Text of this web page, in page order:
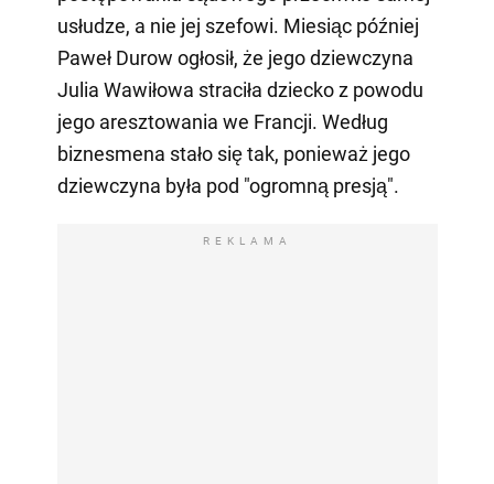
usłudze, a nie jej szefowi. Miesiąc później
Paweł Durow ogłosił, że jego dziewczyna
Julia Wawiłowa straciła dziecko z powodu
jego aresztowania we Francji. Według
biznesmena stało się tak, ponieważ jego
dziewczyna była pod "ogromną presją".
REKLAMA